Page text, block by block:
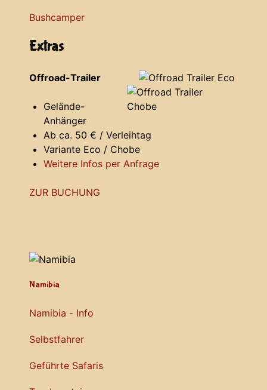
Bushcamper
Extras
Offroad-Trailer
Gelände-
Anhänger
Ab ca. 50 € / Verleihtag
Variante Eco / Chobe
Weitere Infos per Anfrage
ZUR BUCHUNG
Namibia
Namibia - Info
Selbstfahrer
Geführte Safaris